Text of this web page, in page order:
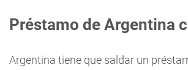
Préstamo de Argentina
Argentina tiene que saldar un